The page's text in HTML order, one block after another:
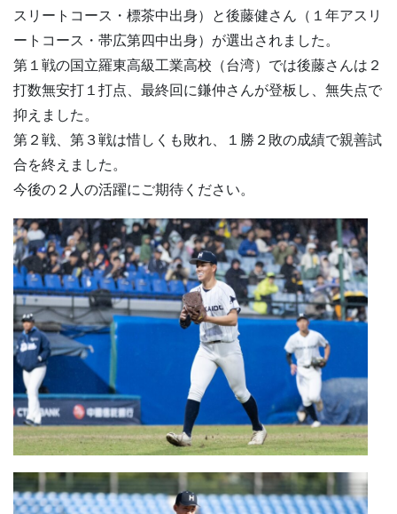
スリートコース・標茶中出身）と後藤健さん（１年アスリ
ートコース・帯広第四中出身）が選出されました。
第１戦の国立羅東高級工業高校（台湾）では後藤さんは２
打数無安打１打点、最終回に鎌仲さんが登板し、無失点で
抑えました。
第２戦、第３戦は惜しくも敗れ、１勝２敗の成績で親善試
合を終えました。
今後の２人の活躍にご期待ください。